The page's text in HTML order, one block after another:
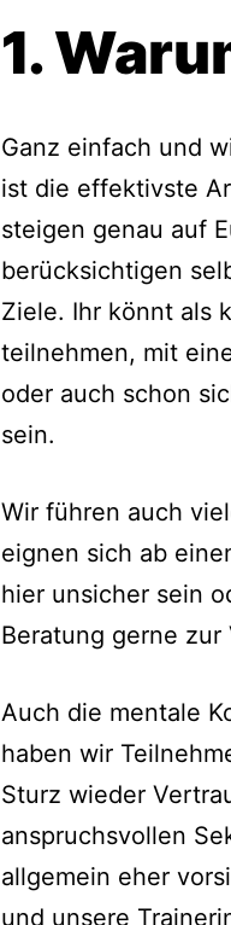
1.
Ganz einfach und
ist die effektivste
steigen genau auf
berücksichtigen
Ziele. Ihr könnt als
teilnehmen, mit
oder auch schon
sein.
Wir führen auch
eignen sich ab
hier unsicher sein
Beratung gerne zur
Auch die mentale
haben wir
Sturz wieder
anspruchsvollen
allgemein eher
und unsere